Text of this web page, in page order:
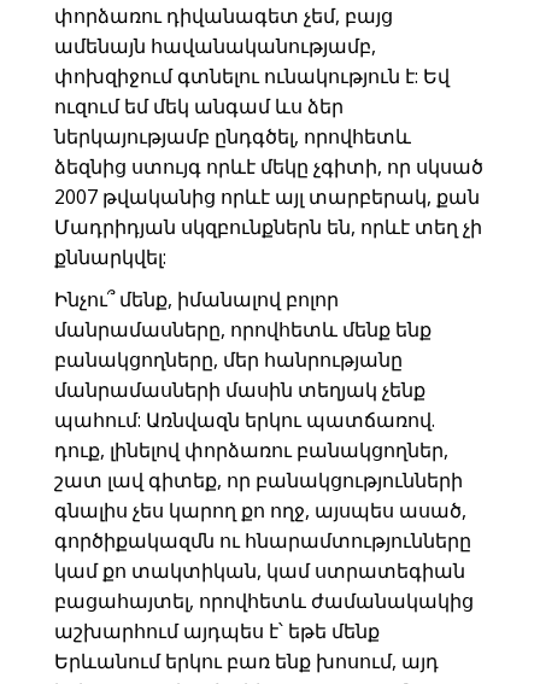
փորձառու դիվանագետ չեմ, բայց
ամենայն հավանականությամբ,
փոխզիջում գտնելու ունակություն է: Եվ
ուզում եմ մեկ անգամ ևս ձեր
ներկայությամբ ընդգծել, որովհետև
ձեզնից ստույգ որևէ մեկը չգիտի, որ սկսած
2007 թվականից որևէ այլ տարբերակ, քան
Մադրիդյան սկզբունքներն են, որևէ տեղ չի
քննարկվել:
Ինչու՞ մենք, իմանալով բոլոր
մանրամասները, որովհետև մենք ենք
բանակցողները, մեր հանրությանը
մանրամասների մասին տեղյակ չենք
պահում: Առնվազն երկու պատճառով.
դուք, լինելով փորձառու բանակցողներ,
շատ լավ գիտեք, որ բանակցությունների
գնալիս չես կարող քո ողջ, այսպես ասած,
գործիքակազմն ու հնարամտությունները
կամ քո տակտիկան, կամ ստրատեգիան
բացահայտել, որովհետև ժամանակակից
աշխարհում այդպես է՝ եթե մենք
Երևանում երկու բառ ենք խոսում, այդ